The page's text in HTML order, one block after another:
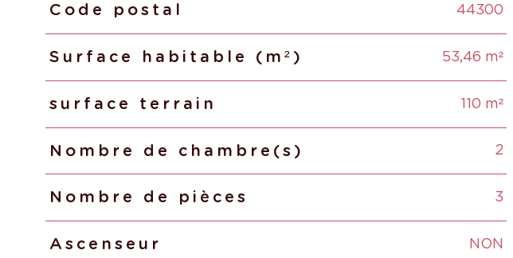
Caractéristiques Valeurs
Code postal 44300
Surface habitable (m²) 53,46 m²
surface terrain 110 m²
Nombre de chambre(s) 2
Nombre de pièces 3
Ascenseur NON